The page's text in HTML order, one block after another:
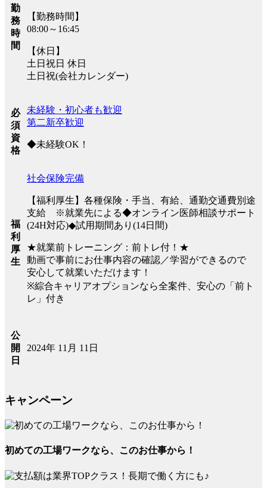
勤
務
時
間
【勤務時間】
08:00～16:45
【休日】
土日祝日 休日
土日祝(会社カレンダー)
必
須
資
格
未経験・初心者も歓迎
第二新卒歓迎
◆未経験OK！
福
利
厚
生
社会保険完備
【福利厚生】各種保険・手当、有給、通勤交通費別途
支給 ※就業先による◆オンライン医師相談サポート
(24H対応)◆試用期間あり(14日間)
★就業前トレーニング：前トレ付！★
動画で事前にお仕事内容の確認／学習ができるので
安心して就業いただけます！
※綜合キャリアオプションなら全案件、安心の「前ト
レ」付き
公
開
日
2024年 11月 11日
キャンペーン
初めての工場ワークなら、このお仕事から！